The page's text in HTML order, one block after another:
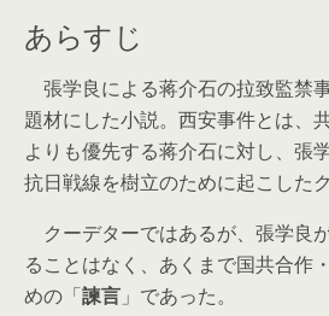
あらすじ
張学良による蒋介石の拉致監禁
題材にした小説。西安事件とは、
よりも優先する蒋介石に対し、張
抗日戦線を樹立のために起こした
クーデターではあるが、張学良
ることはなく、あくまで国共合作
めの「諫言 」であった。